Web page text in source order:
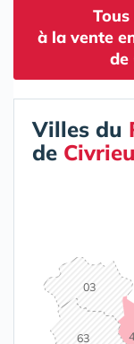
à la vente
de
Villes du
de
03
63